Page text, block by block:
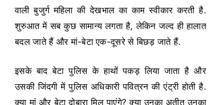
वाली बुजुर्ग महिला की देखभाल का काम स्वीकार करती है.
शुरुआत में सब कुछ सामान्य लगता है, लेकिन जल्द ही हालात
बदल जाते हैं और मां-बेटा एक-दूसरे से बिछड़ जाते हैं.
इसके बाद बेटा पुलिस के हाथों पकड़ लिया जाता है और
उसकी जिंदगी में पुलिस अधिकारी पवित्रन की एंट्री होती है.
क्या मां और बेटा दोबारा मिल पाएंगे? क्या उनका अतीत उनका